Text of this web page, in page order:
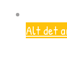
Alt det